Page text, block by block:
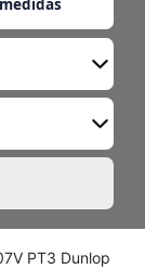
PT3 Dunlop